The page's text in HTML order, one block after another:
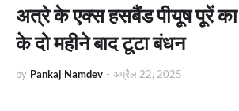
अत्रे के एक्स हसबैंड पीयूष पूरें
के दो महीने बाद टूटा बंधन
by Pankaj Namdev - अप्रैल 22, 2025